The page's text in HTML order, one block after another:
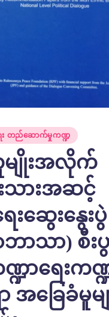
ရေး တည်ဆောက်မှုကဏ္ဍ
မျိုးအလိုက်
သားအဆင့်
းဆွေးနွေး
ဘာသာ) စီးပွ
ဍာရေးကဏ္
အခြေခံမူမျ